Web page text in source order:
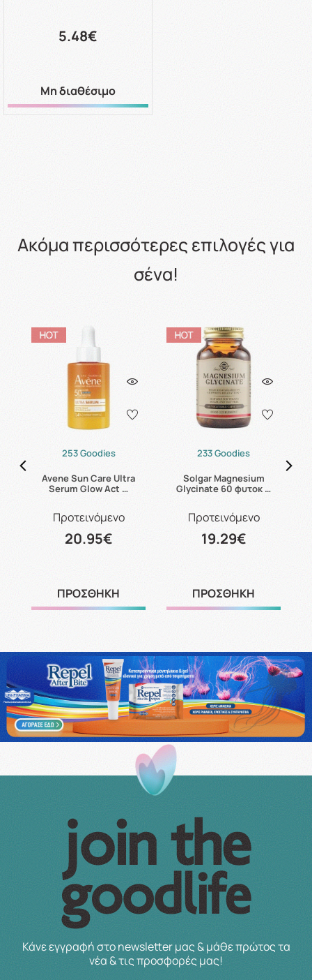
5.48€
Μη διαθέσιμο
Ακόμα περισσότερες επιλογές για
σένα!
253 Goodies
Avene Sun Care Ultra
Serum Glow Act …
Προτεινόμενο
20.95€
ΠΡΟΣΘΗΚΗ
233 Goodies
Solgar Magnesium
Glycinate 60 φυτοκ …
Προτεινόμενο
19.29€
ΠΡΟΣΘΗΚΗ
Κάνε εγγραφή στο newsletter μας & μάθε πρώτος τα
νέα & τις προσφορές μας!